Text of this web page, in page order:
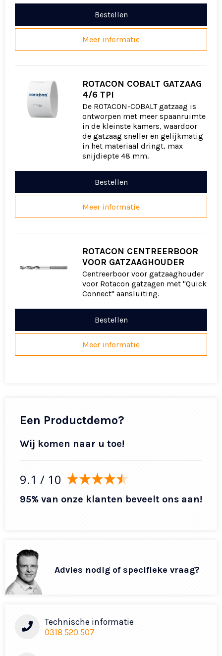
Bestellen
Meer informatie
ROTACON COBALT GATZAAG
4/6 TPI
De ROTACON-COBALT gatzaag is
ontworpen met meer spaanruimte
in de kleinste kamers, waardoor
de gatzaag sneller en gelijkmatig
in het materiaal dringt, max
snijdiepte 48 mm.
Bestellen
Meer informatie
ROTACON CENTREERBOOR
VOOR GATZAAGHOUDER
Centreerboor voor gatzaaghouder
voor Rotacon gatzagen met "Quick
Connect" aansluiting.
Bestellen
Meer informatie
Een Productdemo?
Wij komen naar u toe!
9.1 / 10
95% van onze klanten beveelt ons aan!
Advies nodig of specifieke vraag?
Technische informatie
0318 520 507